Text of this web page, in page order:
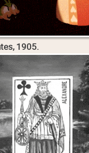
1905.